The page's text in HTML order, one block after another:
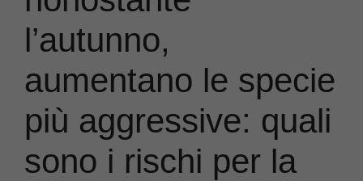
l’autunno,
aumentano le specie
più aggressive: quali
sono i rischi per la